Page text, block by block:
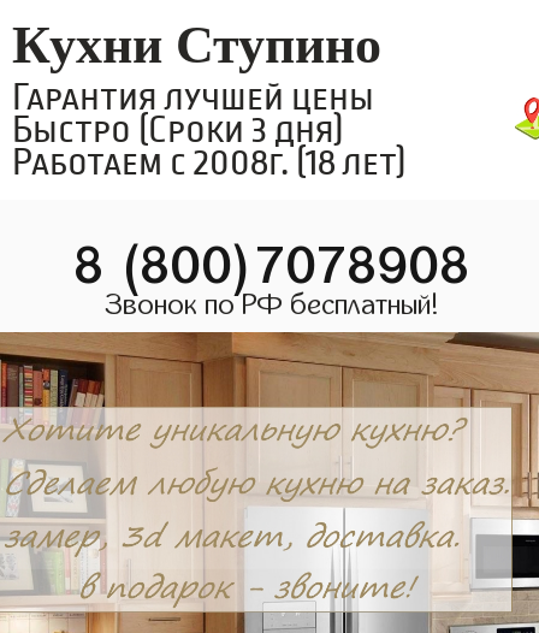
Кухни Ступино
Гарантия лучшей цены
Быстро (Сроки 3 дня)
Работаем с 2008г. (18 лет)
8 (800)7078908
Звонок по РФ бесплатный!